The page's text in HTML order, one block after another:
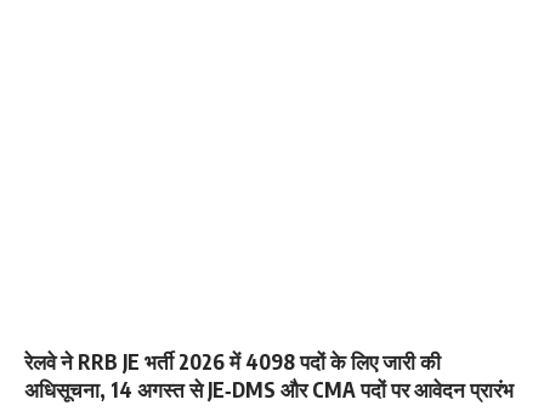
रेलवे ने RRB JE भर्ती 2026 में 4098 पदों के लिए जारी की
अधिसूचना, 14 अगस्त से JE‑DMS और CMA पदों पर आवेदन प्रारंभ